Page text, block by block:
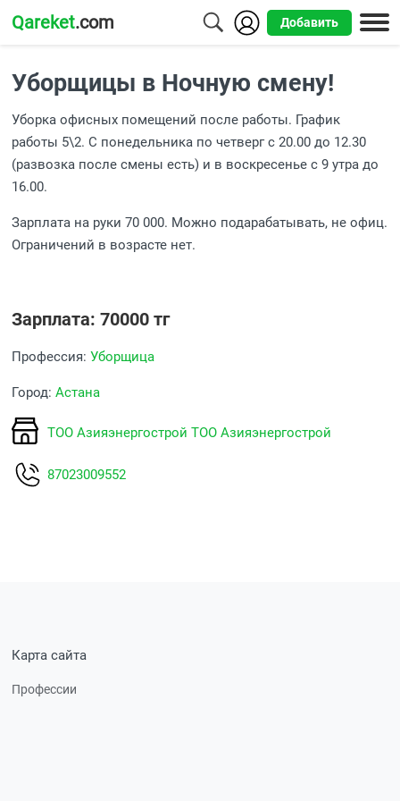
Qareket.com Добавить
Алматы
Астана
Шымкент
Усть-
Каменогорск
Уборщицы в Ночную смену!
Уборка офисных помещений после работы. График
работы 5\2. С понедельника по четверг с 20.00 до 12.30
(развозка после смены есть) и в воскресенье с 9 утра до
16.00.
Зарплата на руки 70 000. Можно подарабатывать, не офиц.
Ограничений в возрасте нет.
Зарплата: 70000 тг
Профессия:Уборщица
Город:Астана
ТОО Азияэнергострой ТОО Азияэнергострой
87023009552
Карта сайта
Профессии